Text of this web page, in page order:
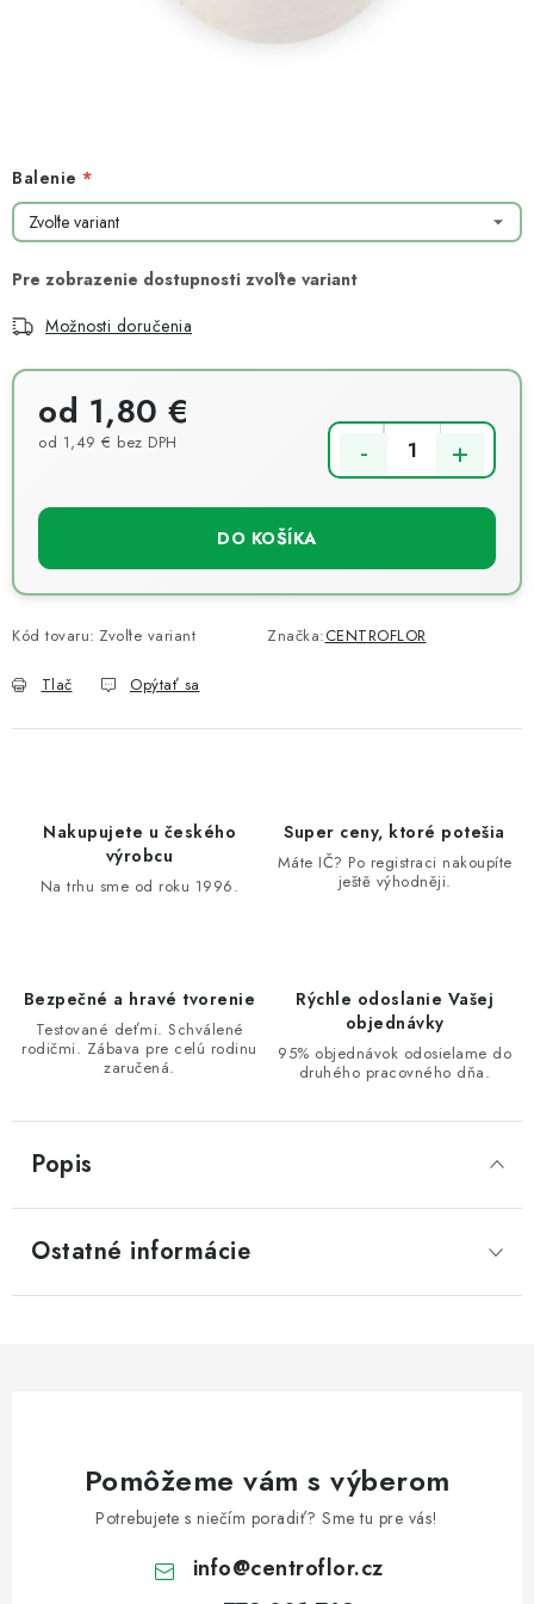
Hodnotenie obchodu
Podmienky ochrany osobných údajov
Ako získať lepšie ceny?
Moja objednávka
Balenie
Možnosti doručenia
od 1,80 €
od 1,49 € bez DPH
DO KOŠÍKA
Kód tovaru: Zvoľte variant Značka:CENTROFLOR
Tlač Opýtať sa
Nakupujete u českého
výrobcu
Na trhu sme od roku 1996.
Super ceny, ktoré potešia
Máte IČ? Po registraci nakoupíte
ještě výhodněji.
Bezpečné a hravé tvorenie
Testované deťmi. Schválené
rodičmi. Zábava pre celú rodinu
zaručená.
Rýchle odoslanie Vašej
objednávky
95% objednávok odosielame do
druhého pracovného dňa.
Popis
Ostatné informácie
Pomôžeme vám s výberom
Potrebujete s niečím poradiť? Sme tu pre vás!
info@centroflor.cz